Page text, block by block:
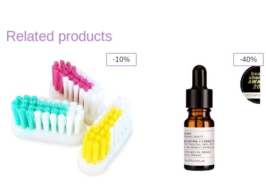
Related products
-10%
multiple
variants.
The
options
may
-40%